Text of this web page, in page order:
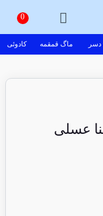
دسر ماگ قمقمه کادوئی
عسلی